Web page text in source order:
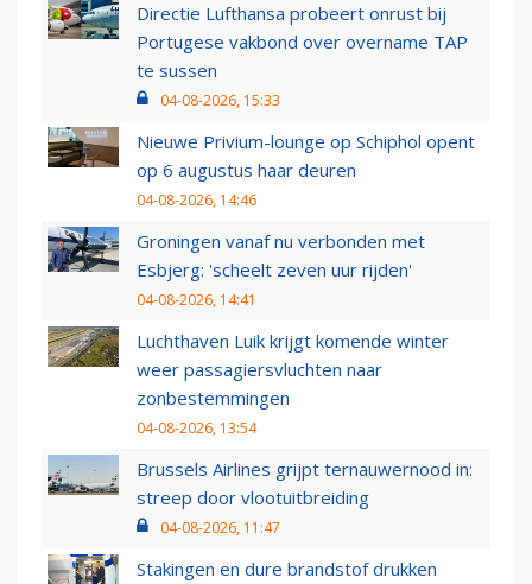
Directie Lufthansa probeert onrust bij
Portugese vakbond over overname TAP
te sussen
04-08-2026, 15:33
Nieuwe Privium-lounge op Schiphol opent
op 6 augustus haar deuren
04-08-2026, 14:46
Groningen vanaf nu verbonden met
Esbjerg: 'scheelt zeven uur rijden'
04-08-2026, 14:41
Luchthaven Luik krijgt komende winter
weer passagiersvluchten naar
zonbestemmingen
04-08-2026, 13:54
Brussels Airlines grijpt ternauwernood in:
streep door vlootuitbreiding
04-08-2026, 11:47
Stakingen en dure brandstof drukken